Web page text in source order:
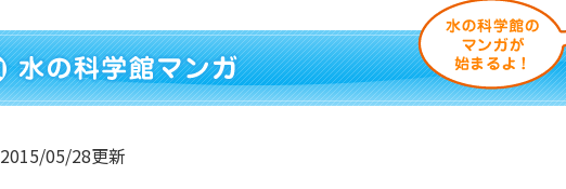
2015/05/28更新